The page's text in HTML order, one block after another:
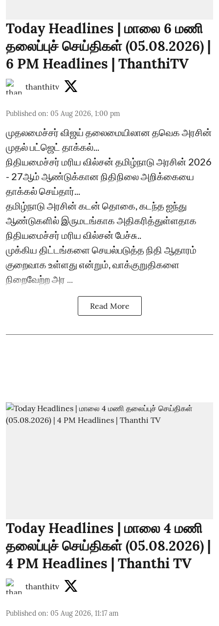
Today Headlines | மாலை 6 மணி
தலைப்புச் செய்திகள் (05.08.2026) |
6 PM Headlines | ThanthiTV
thanthitv
Published on: 05 Aug 2026, 1:00 pm
முதலமைச்சர் விஜய் தலைமையிலான தவெக அரசின்
முதல் பட்ஜெட் தாக்கல்...
நிதியமைச்சர் மரிய வில்சன் தமிழ்நாடு அரசின் 2026
- 27ஆம் ஆண்டுக்கான நிதிநிலை அறிக்கையை
தாக்கல் செய்தார்...
தமிழ்நாடு அரசின் கடன் தொகை, கடந்த ஐந்து
ஆண்டுகளில் இருமடங்காக அதிகரித்துள்ளதாக
நிதியமைச்சர் மரிய வில்சன் பேச்சு..
முக்கிய திட்டங்களை செயல்படுத்த நிதி ஆதாரம்
குறைவாக உள்ளது என்றும், வாக்குறுதிகளை
நிறைவேற்ற அர ...
Read More
Today Headlines | மாலை 4 மணி
தலைப்புச் செய்திகள் (05.08.2026) |
4 PM Headlines | Thanthi TV
thanthitv
Published on: 05 Aug 2026, 11:17 am